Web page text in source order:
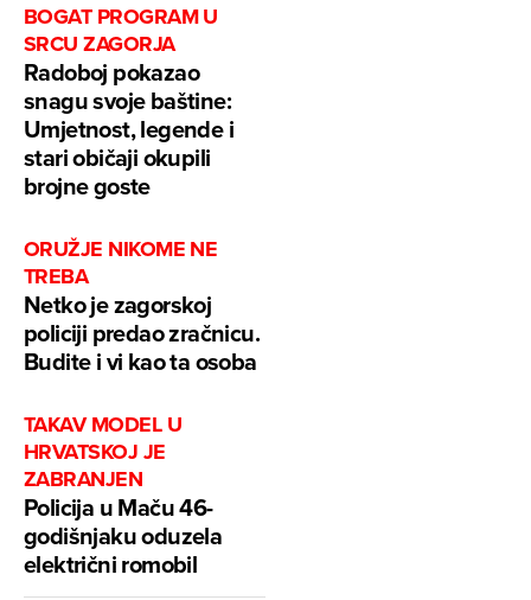
BOGAT PROGRAM U
SRCU ZAGORJA
Radoboj pokazao
snagu svoje baštine:
Umjetnost, legende i
stari običaji okupili
brojne goste
ORUŽJE NIKOME NE
TREBA
Netko je zagorskoj
policiji predao zračnicu.
Budite i vi kao ta osoba
TAKAV MODEL U
HRVATSKOJ JE
ZABRANJEN
Policija u Maču 46-
godišnjaku oduzela
električni romobil